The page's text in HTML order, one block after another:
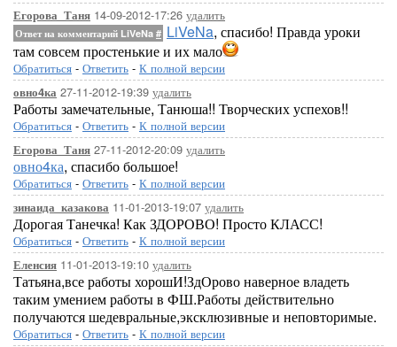
Егорова_Таня 14-09-2012-17:26 удалить
Ответ на комментарий LiVeNa # LiVeNa, спасибо! Правда уроки
там совсем простенькие и их мало
Обратиться - Ответить - К полной версии
овно4ка 27-11-2012-19:39 удалить
Работы замечательные, Танюша!! Творческих успехов!!
Обратиться - Ответить - К полной версии
Егорова_Таня 27-11-2012-20:09 удалить
овно4ка, спасибо большое!
Обратиться - Ответить - К полной версии
зинаида_казакова 11-01-2013-19:07 удалить
Дорогая Танечка! Как ЗДОРОВО! Просто КЛАСС!
Обратиться - Ответить - К полной версии
Еленсия 11-01-2013-19:10 удалить
Татьяна,все работы хорошИ!ЗдОрово наверное владеть
таким умением работы в ФШ.Работы действительно
получаются шедевральные,эксклюзивные и неповторимые.
Обратиться - Ответить - К полной версии